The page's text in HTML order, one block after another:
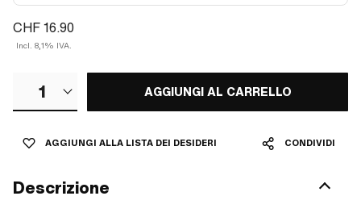
CHF 16.90
Incl. 8,1% IVA.
1 AGGIUNGI AL CARRELLO
AGGIUNGI ALLA LISTA DEI DESIDERI CONDIVIDI
Descrizione